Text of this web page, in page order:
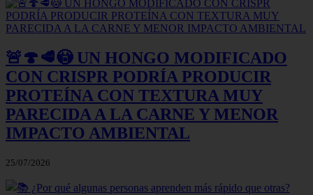
🚨🍄🥩😳 UN HONGO MODIFICADO
CON CRISPR PODRÍA PRODUCIR
PROTEÍNA CON TEXTURA MUY
PARECIDA A LA CARNE Y MENOR
IMPACTO AMBIENTAL
25/07/2026